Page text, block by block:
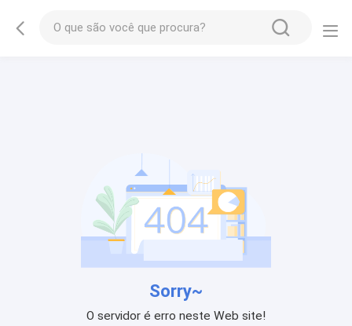
Sorry~
O servidor é erro neste Web site!